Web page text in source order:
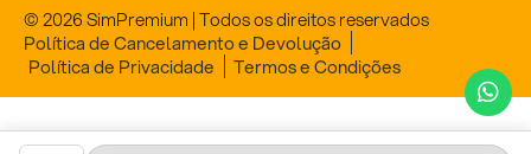
© 2026 SimPremium | Todos os direitos reservados
Política de Cancelamento e Devolução
Política de Privacidade
Termos e Condições